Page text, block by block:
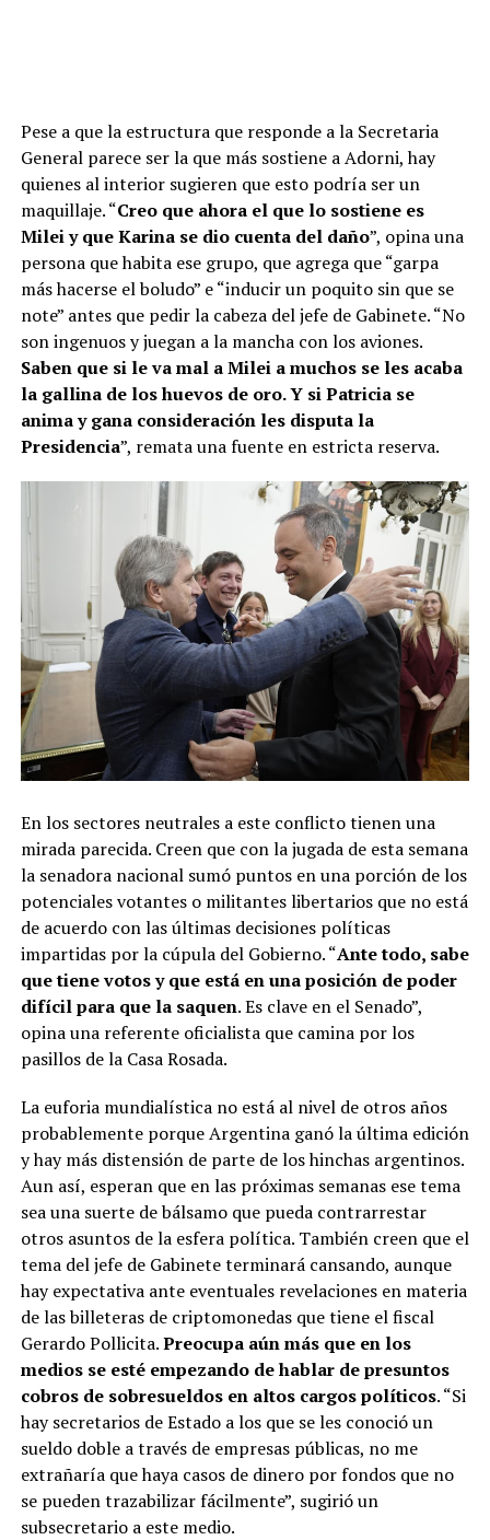
Pese a que la estructura que responde a la Secretaria
General parece ser la que más sostiene a Adorni, hay
quienes al interior sugieren que esto podría ser un
maquillaje. “Creo que ahora el que lo sostiene es
Milei y que Karina se dio cuenta del daño”, opina una
persona que habita ese grupo, que agrega que “garpa
más hacerse el boludo” e “inducir un poquito sin que se
note” antes que pedir la cabeza del jefe de Gabinete. “No
son ingenuos y juegan a la mancha con los aviones.
Saben que si le va mal a Milei a muchos se les acaba
la gallina de los huevos de oro. Y si Patricia se
anima y gana consideración les disputa la
Presidencia”, remata una fuente en estricta reserva.
En los sectores neutrales a este conflicto tienen una
mirada parecida. Creen que con la jugada de esta semana
la senadora nacional sumó puntos en una porción de los
potenciales votantes o militantes libertarios que no está
de acuerdo con las últimas decisiones políticas
impartidas por la cúpula del Gobierno. “Ante todo, sabe
que tiene votos y que está en una posición de poder
difícil para que la saquen. Es clave en el Senado”,
opina una referente oficialista que camina por los
pasillos de la Casa Rosada.
La euforia mundialística no está al nivel de otros años
probablemente porque Argentina ganó la última edición
y hay más distensión de parte de los hinchas argentinos.
Aun así, esperan que en las próximas semanas ese tema
sea una suerte de bálsamo que pueda contrarrestar
otros asuntos de la esfera política. También creen que el
tema del jefe de Gabinete terminará cansando, aunque
hay expectativa ante eventuales revelaciones en materia
de las billeteras de criptomonedas que tiene el fiscal
Gerardo Pollicita.Preocupa aún más que en los
medios se esté empezando de hablar de presuntos
cobros de sobresueldos en altos cargos políticos. “Si
hay secretarios de Estado a los que se les conoció un
sueldo doble a través de empresas públicas, no me
extrañaría que haya casos de dinero por fondos que no
se pueden trazabilizar fácilmente”, sugirió un
subsecretario a este medio.